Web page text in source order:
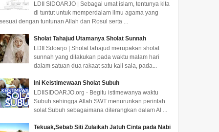
LDII SIDOARJO | Sebagai umat islam, tentunya kita
di tuntut untuk memperdalam ilmu agama yang
sesuai dengan tuntunan Allah dan Rosul serta ...
Sholat Tahajud Utamanya Sholat Sunnah
LDII Sdoarjo | Sholat tahajud merupakan sholat
sunnah yang dilakukan pada waktu malam hari
dalam satuan dua rakaat satu kali sala, pada...
Ini Keistimewaan Sholat Subuh
LDIISIDOARJO.org - Begitu istimewanya waktu
Subuh sehingga Allah SWT menurunkan perintah
solat Subuh sebagaimana diterangkan dalam Al ...
Tekuak,Sebab Siti Zulaikah Jatuh Cinta pada Nabi